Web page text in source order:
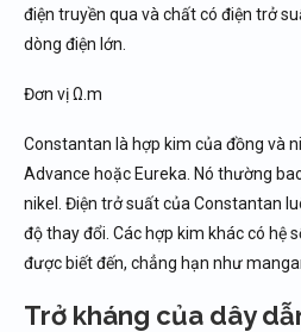
điện truyền qua và chất có điện trở
dòng điện lớn.
Đơn vịΩ m
Constantan là hợp kim của đồng và
Advance hoặc Eureka. Nó thường
nikel. Điện trở suất của Constantan
độ thay đổi. Các hợp kim khác có hệ
được biết đến, chẳng hạn như
Trở kháng của dây